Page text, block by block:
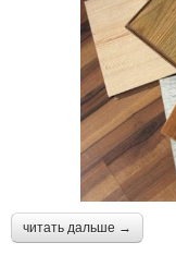
читать дальше →